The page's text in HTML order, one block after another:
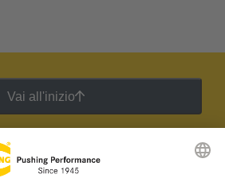
Vai all'inizio